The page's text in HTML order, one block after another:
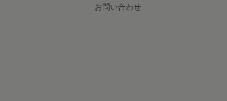
お問い合わせ